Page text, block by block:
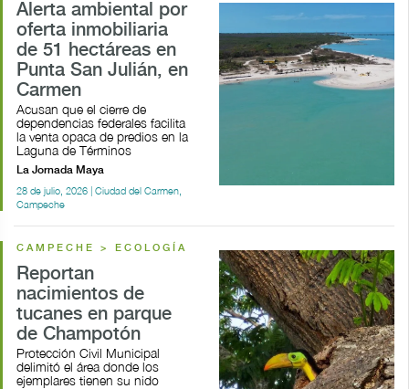
Alerta ambiental por
oferta inmobiliaria
de 51 hectáreas en
Punta San Julián, en
Carmen
Acusan que el cierre de
dependencias federales facilita
la venta opaca de predios en la
Laguna de Términos
La Jornada Maya
28 de julio, 2026 | Ciudad del Carmen,
Campeche
CAMPECHE > ECOLOGÍA
Reportan
nacimientos de
tucanes en parque
de Champotón
Protección Civil Municipal
delimitó el área donde los
ejemplares tienen su nido